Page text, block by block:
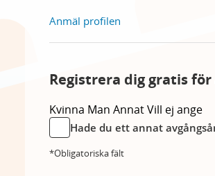
Anmäl profilen
Registrera dig gratis
Kvinna Man AnnatVill ej ange
Hade du ett annat
*Obligatoriska fält